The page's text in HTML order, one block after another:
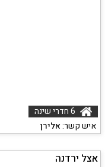
איש קשר:אלירן
אצל ירדנה